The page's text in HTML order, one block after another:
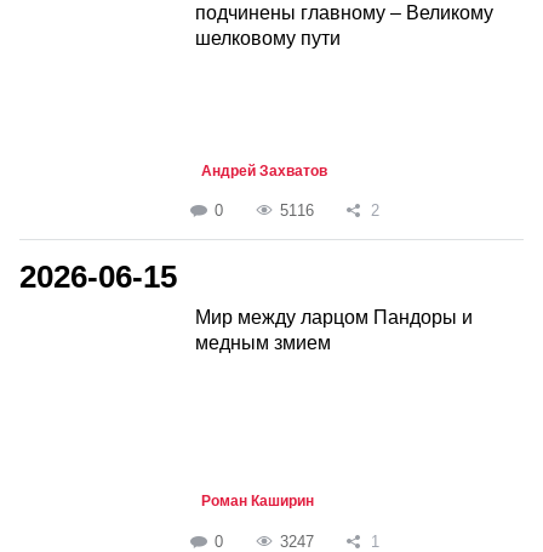
подчинены главному – Великому
шелковому пути
Андрей Захватов
0 5116 2
2026-06-15
Мир между ларцом Пандоры и
медным змием
Роман Каширин
0 3247 1